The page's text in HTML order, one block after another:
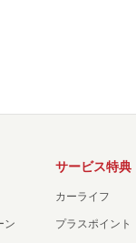
ン
サービス特典
カーライフ
プラスポイント